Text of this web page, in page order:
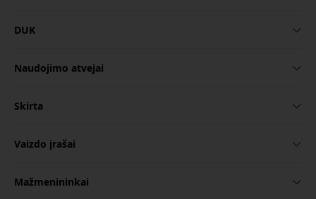
DUK
Naudojimo atvejai
Skirta
Vaizdo įrašai
Mažmenininkai